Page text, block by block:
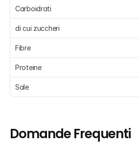
Carboidrati
di cui zuccheri
Fibre
Proteine
Sale
Domande Frequenti